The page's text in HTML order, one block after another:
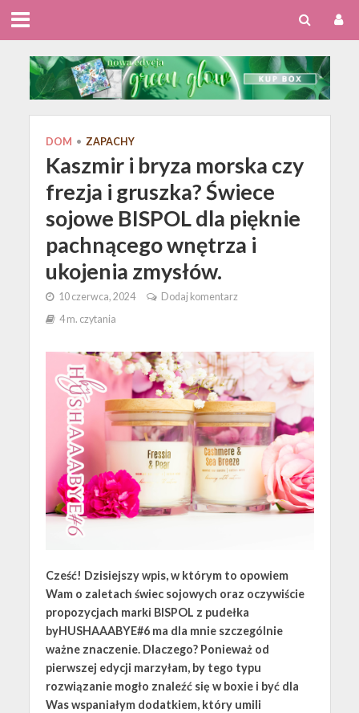
DOM • ZAPACHY
Kaszmir i bryza morska czy
frezja i gruszka? Świece
sojowe BISPOL dla pięknie
pachnącego wnętrza i
ukojenia zmysłów.
10 czerwca, 2024
Dodaj komentarz
4 m. czytania
Cześć! Dzisiejszy wpis, w którym to opowiem
Wam o zaletach świec sojowych oraz oczywiście
propozycjach marki BISPOL z pudełka
byHUSHAAABYE#6 ma dla mnie szczególnie
ważne znaczenie. Dlaczego? Ponieważ od
pierwszej edycji marzyłam, by tego typu
rozwiązanie mogło znaleźć się w boxie i być dla
Was wspaniałym dodatkiem, który umili